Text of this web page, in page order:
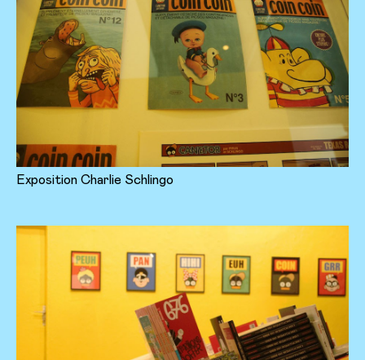
Exposition Charlie Schlingo